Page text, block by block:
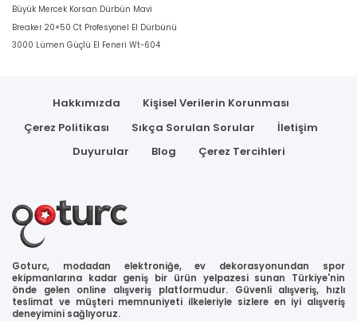
Büyük Mercek Korsan Dürbün Mavi
Breaker 20×50 Ct Profesyonel El Dürbünü
3000 Lümen Güçlü El Feneri Wt-604
Hakkımızda
Kişisel Verilerin Korunması
Çerez Politikası
Sıkça Sorulan Sorular
İletişim
Duyurular
Blog Çerez Tercihleri
Goturc, modadan elektroniğe, ev dekorasyonundan spor
ekipmanlarına kadar geniş bir ürün yelpazesi sunan Türkiye'nin
önde gelen online alışveriş platformudur. Güvenli alışveriş, hızlı
teslimat ve müşteri memnuniyeti ilkeleriyle sizlere en iyi alışveriş
deneyimini sağlıyoruz.